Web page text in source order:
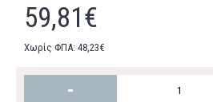
59,81€
Χωρίς ΦΠΑ: 48,23€
-